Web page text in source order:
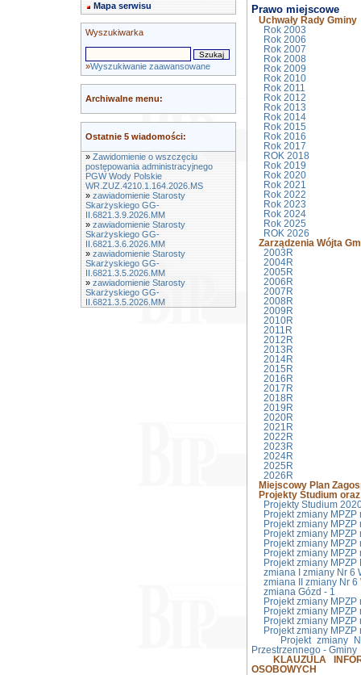
Mapa serwisu
Wyszukiwarka
»Wyszukiwanie zaawansowane
Archiwalne menu:
Ostatnie 5 wiadomości:
» Zawidomienie o wszczęciu
postępowania administracyjnego
PGW Wody Polskie
WR.ZUZ.4210.1.164.2026.MS
» zawiadomienie Starosty
Skarżyskiego GG-
II.6821.3.9.2026.MM
» zawiadomienie Starosty
Skarżyskiego GG-
II.6821.3.6.2026.MM
» zawiadomienie Starosty
Skarżyskiego GG-
II.6821.3.5.2026.MM
» zawiadomienie Starosty
Skarżyskiego GG-
II.6821.3.5.2026.MM
Prawo miejscowe
Uchwały Rady Gminy
Rok 2003
Rok 2006
Rok 2007
Rok 2008
Rok 2009
Rok 2010
Rok 2011
Rok 2012
Rok 2013
Rok 2014
Rok 2015
Rok 2016
Rok 2017
ROK 2018
Rok 2019
Rok 2020
Rok 2021
Rok 2022
Rok 2023
Rok 2024
Rok 2025
ROK 2026
Zarządzenia Wójta
2003R
2004R
2005R
2006R
2007R
2008R
2009R
2010R
2011R
2012R
2013R
2014R
2015R
2016R
2017R
2018R
2019R
2020R
2021R
2022R
2023R
2024R
2025R
2026R
Miejscowy Plan
Projekty Studium
Projekty Studium
Projekt zmiany MPZP
Projekt zmiany MPZP
Projekt zmiany MPZP
Projekt zmiany MPZP
Projekt zmiany MPZP
Projekt zmiany MPZP
zmiana I zmiany Nr 6
zmiana II zmiany Nr 6
zmiana Gózd - 1
Projekt zmiany MPZP
Projekt zmiany MPZP
Projekt zmiany MPZP
Projekt zmiany MPZP
Projekt zmiany
Przestrzennego - Gminy
KLAUZULA
OSOBOWYCH